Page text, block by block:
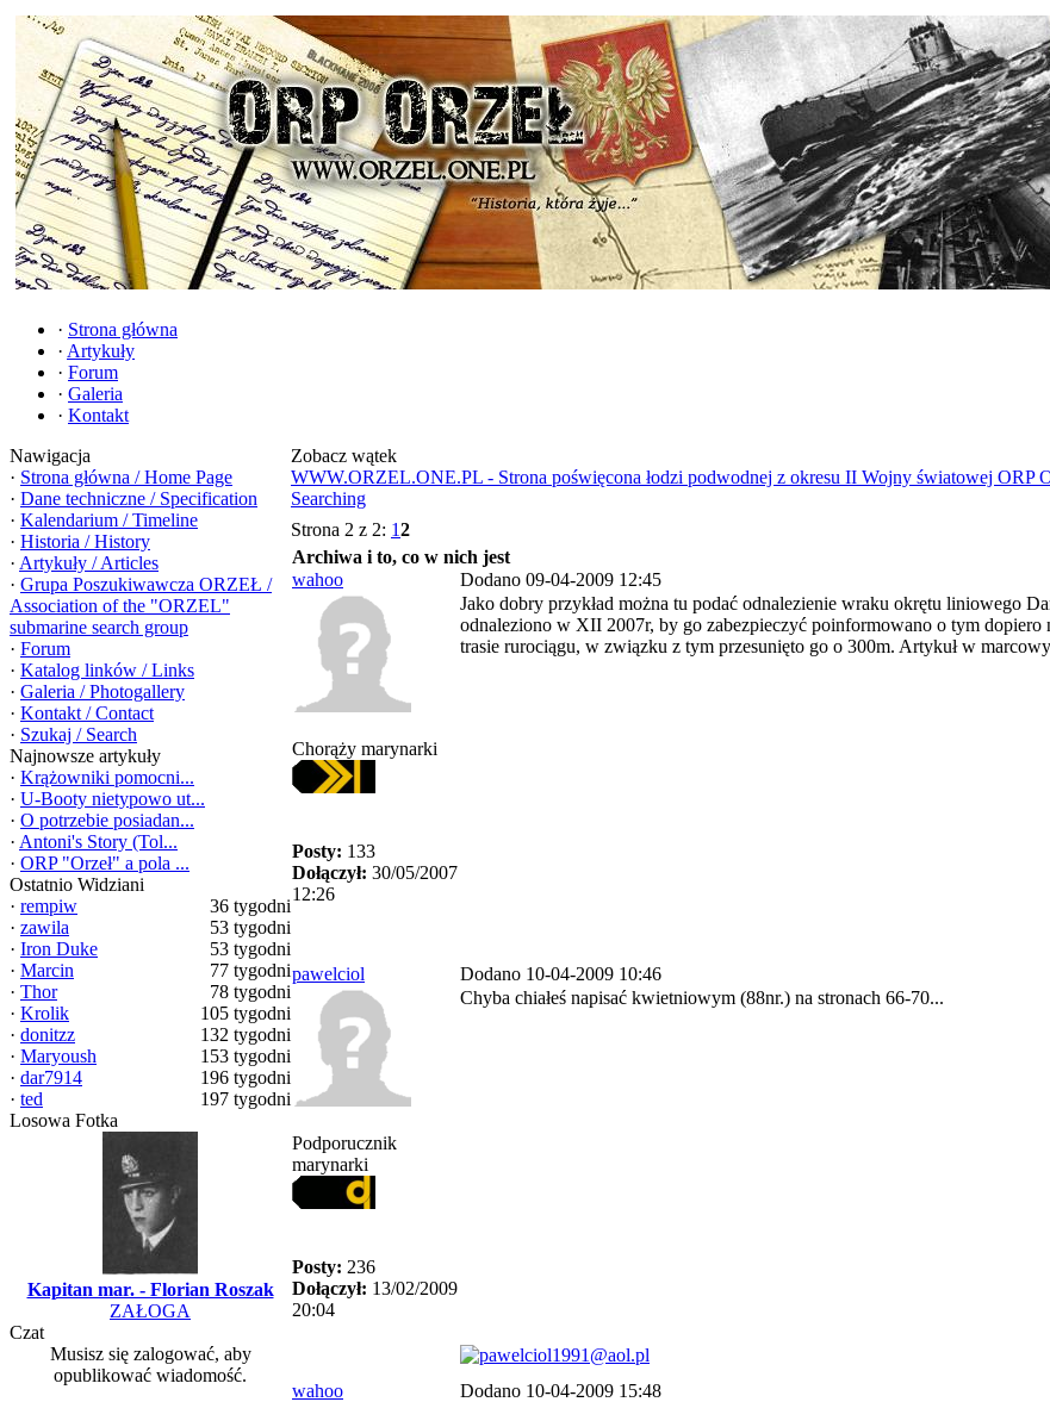
· Strona główna
· Artykuły
· Forum
· Galeria
· Kontakt
Nawigacja
· Strona główna / Home Page
· Dane techniczne / Specification
· Kalendarium / Timeline
· Historia / History
· Artykuły / Articles
· Grupa Poszukiwawcza ORZEŁ /
Association of the "ORZEL"
submarine search group
· Forum
· Katalog linków / Links
· Galeria / Photogallery
· Kontakt / Contact
· Szukaj / Search
Najnowsze artykuły
· Krążowniki pomocni...
· U-Booty nietypowo ut...
· O potrzebie posiadan...
· Antoni's Story (Tol...
· ORP "Orzeł" a pola ...
Ostatnio Widziani
· rempiw
36 tygodni
· zawila
53 tygodni
· Iron Duke
53 tygodni
· Marcin
77 tygodni
· Thor
78 tygodni
· Krolik
105 tygodni
· donitzz
132 tygodni
· Maryoush
153 tygodni
· dar7914
196 tygodni
· ted
197 tygodni
Losowa Fotka
Kapitan mar. - Florian Roszak
ZAŁOGA
Czat
Musisz się zalogować, aby
opublikować wiadomość.
Zobacz wątek
WWW.ORZEL.ONE.PL - Strona poświęcona łodzi podwodnej z okresu II Wojny światowej ORP
Searching
Strona 2 z 2: 12
Archiwa i to, co w nich jest
wahoo
Dodano 09-04-2009 12:45
Chorąży marynarki
Posty: 133
Dołączył: 30/05/2007
12:26
Jako dobry przykład można tu podać odnalezienie wraku okrętu liniowego
odnaleziono w XII 2007r, by go zabezpieczyć poinformowano o tym dopiero
trasie rurociągu, w związku z tym przesunięto go o 300m. Artykuł w
pawelciol Dodano 10-04-2009 10:46
Podporucznik
marynarki
Posty: 236
Dołączył: 13/02/2009
20:04
Chyba chiałeś napisać kwietniowym (88nr.) na stronach 66-70...
wahoo Dodano 10-04-2009 15:48